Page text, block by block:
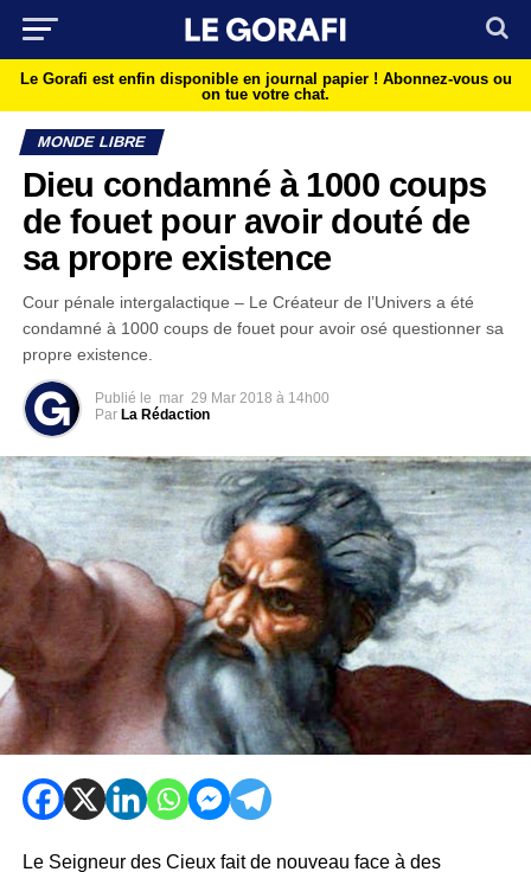
Le Gorafi est enfin disponible en journal papier ! Abonnez-vous ou
on tue votre chat.
MONDE LIBRE
Dieu condamné à 1000 coups
de fouet pour avoir douté de
sa propre existence
Cour pénale intergalactique – Le Créateur de l’Univers a été
condamné à 1000 coups de fouet pour avoir osé questionner sa
propre existence.
Publié le mar 29 Mar 2018 à 14h00
Par La Rédaction
Le Seigneur des Cieux fait de nouveau face à des